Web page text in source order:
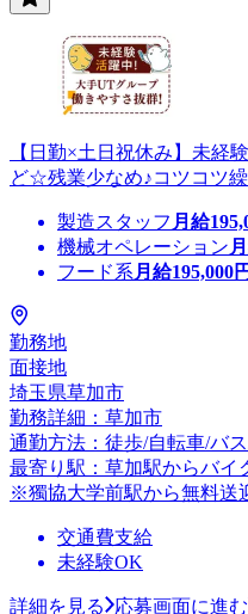
【日勤×土日祝休み】未経
ど☆残業少なめ♪コツコツ
製造スタッフ 月給
機械オペレーション
フード系 月給195,000
勤務地
面接地
埼玉県草加市
勤務詳細：草加市
通勤方法：徒歩/自転車/バ
最寄り駅：草加駅からバイ
※獨協大学前駅から無料送
交通費支給
未経験OK
詳細を見る 応募画面に進む